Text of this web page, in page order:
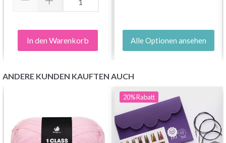
In den Warenkorb Alle Optionen ansehen
ANDERE KUNDEN KAUFTEN AUCH
20%Rabatt